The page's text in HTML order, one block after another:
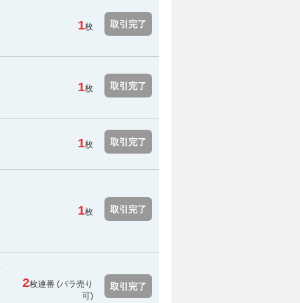
1枚 取引完了
1枚 取引完了
1枚 取引完了
1枚 取引完了
2枚連番 (バラ売り
可)
取引完了